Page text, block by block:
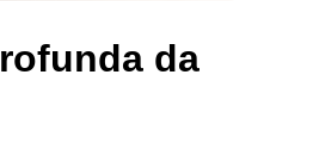
da